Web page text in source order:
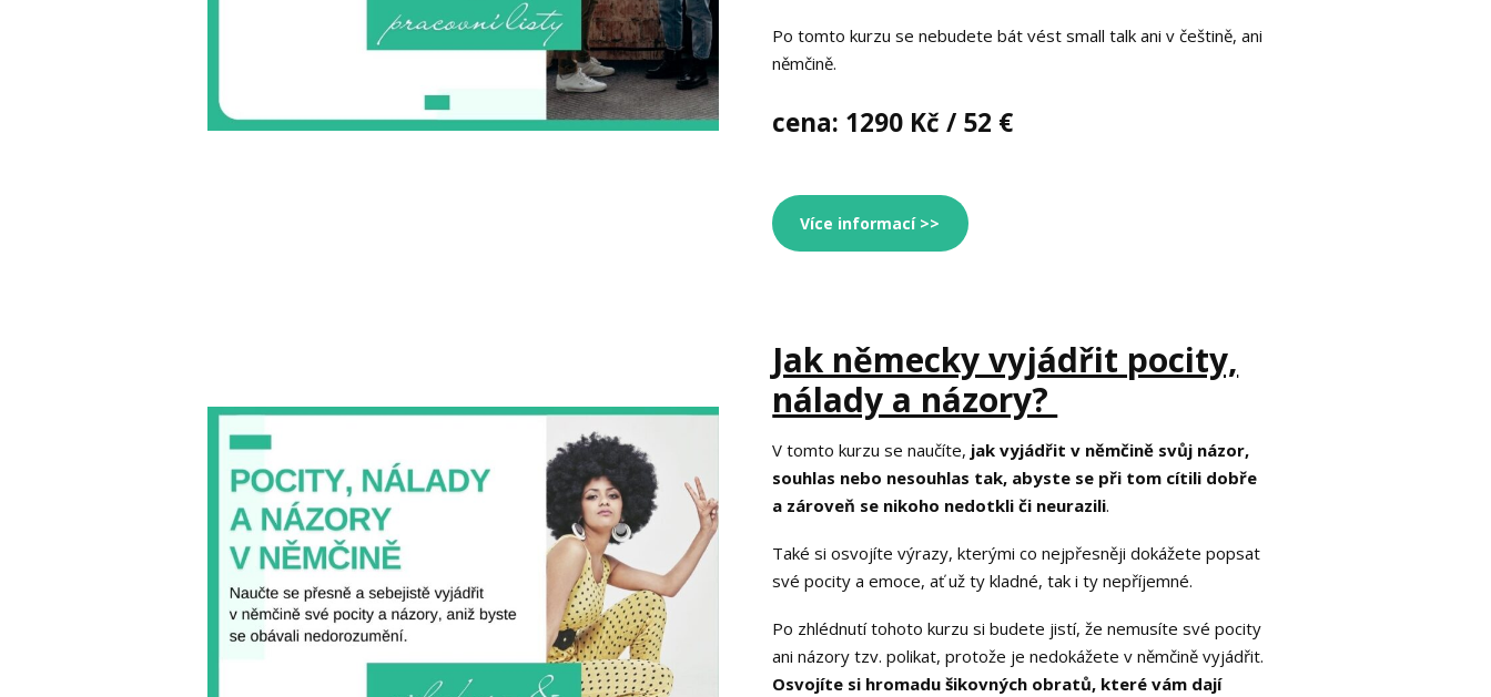
Po tomto kurzu se nebudete bát vést small talk ani v češtině, ani
němčině.
cena: 1290 Kč / 52 €
Více informací >>
Jak německy vyjádřit pocity,
nálady a názory?
V tomto kurzu se naučíte, jak vyjádřit v němčině svůj názor,
souhlas nebo nesouhlas tak, abyste se při tom cítili dobře
a zároveň se nikoho nedotkli či neurazili.
Také si osvojíte výrazy, kterými co nejpřesněji dokážete popsat
své pocity a emoce, ať už ty kladné, tak i ty nepříjemné.
Po zhlédnutí tohoto kurzu si budete jistí, že nemusíte své pocity
ani názory tzv. polikat, protože je nedokážete v němčině vyjádřit.
Osvojíte si hromadu šikovných obratů, které vám dají